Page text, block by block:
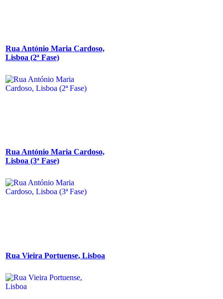
Rua António Maria Cardoso,
Lisboa (2ª Fase)
Rua António Maria Cardoso,
Lisboa (3ª Fase)
Rua Vieira Portuense, Lisboa